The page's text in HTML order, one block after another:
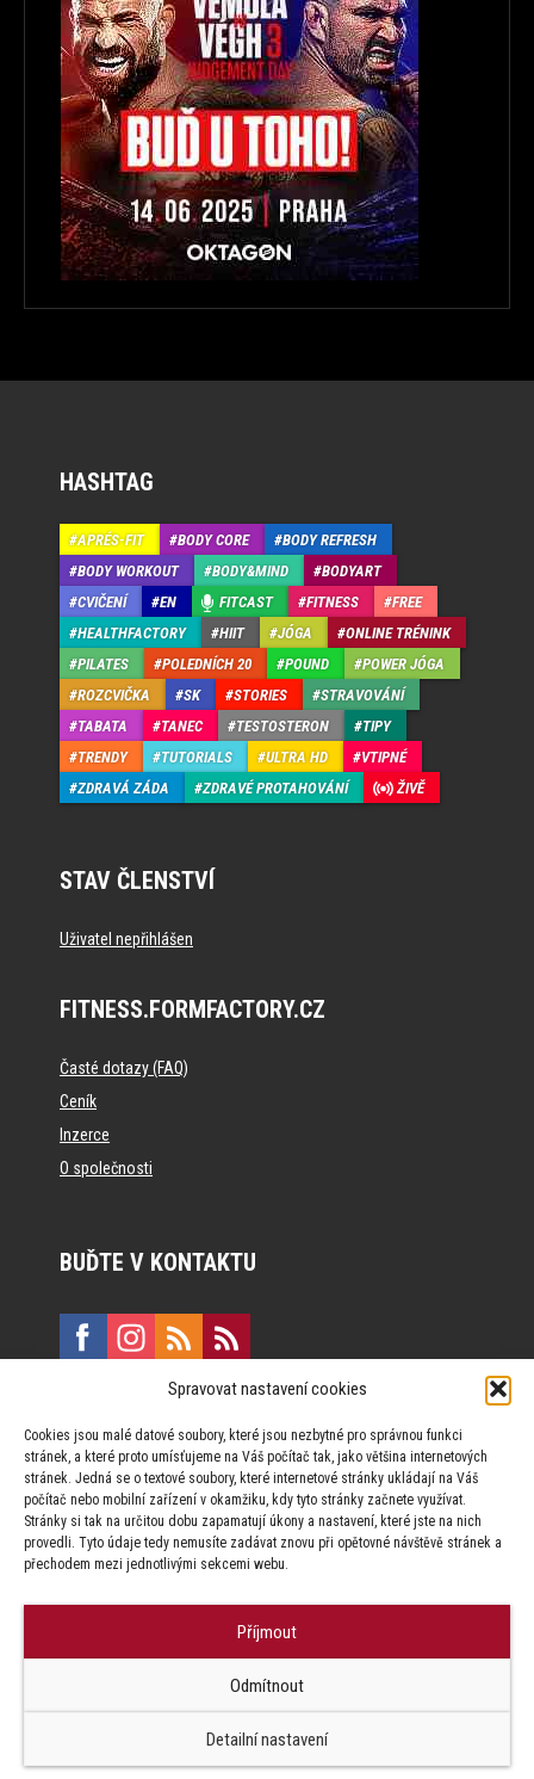
Spravovat nastavení cookies
Cookies jsou malé datové soubory, které jsou nezbytné pro správnou funkci
stránek, a které proto umísťujeme na Váš počítač tak, jako většina internetových
stránek. Jedná se o textové soubory, které internetové stránky ukládají na Váš
počítač nebo mobilní zařízení v okamžiku, kdy tyto stránky začnete využívat.
Stránky si tak na určitou dobu zapamatují úkony a nastavení, které jste na nich
provedli. Tyto údaje tedy nemusíte zadávat znovu při opětovné návštěvě stránek a
přechodem mezi jednotlivými sekcemi webu.
Příjmout
Odmítnout
Detailní nastavení
HASHTAG
APRÉS-FIT BODY CORE
BODY REFRESH
BODY WORKOUT
BODY&MIND
BODYART
CVIČENÍ
EN FITCAST FITNESS
FREE
HEALTHFACTORY
HIIT JÓGA
ONLINE TRÉNINK
PILATES
POLEDNÍCH 20 POUND
POWER JÓGA
ROZCVIČKA
SK STORIES
STRAVOVÁNÍ
TABATA
TANEC TESTOSTERON
TIPY
TRENDY
TUTORIALS ULTRA HD
VTIPNÉ
ZDRAVÁ ZÁDA
ZDRAVÉ PROTAHOVÁNÍ ŽIVĚ
STAV ČLENSTVÍ
Uživatel nepřihlášen
FITNESS.FORMFACTORY.CZ
Časté dotazy (FAQ)
Ceník
Inzerce
O společnosti
BUĎTE V KONTAKTU
Vinohradská 190, 130 00 Praha 3
Za publikovaný obsah odpovídají jednotliví autoři.
Factory s.r.o. zapovězeno.